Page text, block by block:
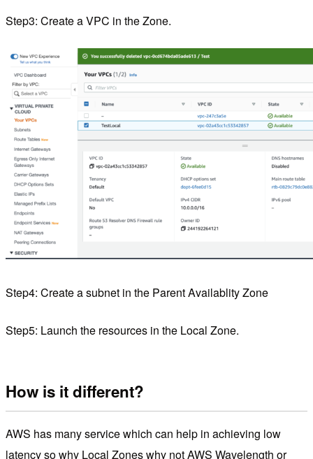
Step3: Create a VPC in the Zone.
Step4: Create a subnet in the Parent Availablity Zone
Step5: Launch the resources in the Local Zone.
How is it different?
AWS has many service which can help in achieving low
latency so why Local Zones why not AWS Wavelength or